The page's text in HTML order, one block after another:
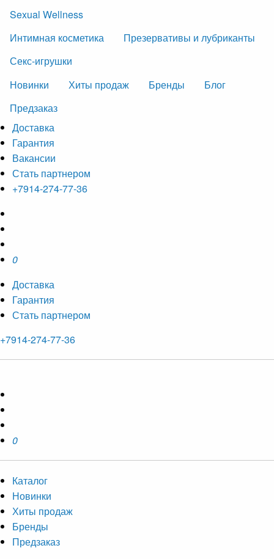
Sexual Wellness
Интимная косметика
Презервативы и лубриканты
Секс-игрушки
Новинки
Хиты продаж Бренды
Блог
Предзаказ
Доставка
Гарантия
Вакансии
Стать партнером
+7914-274-77-36
0
Доставка
Гарантия
Стать партнером
+7914-274-77-36
0
Каталог
Новинки
Хиты продаж
Бренды
Предзаказ